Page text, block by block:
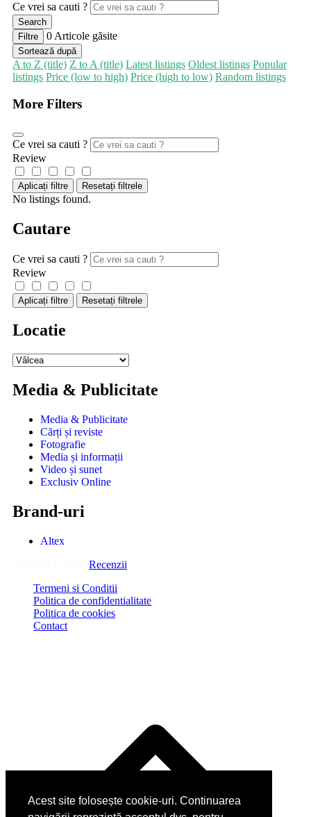
Acest site folosește cookie-uri. Continuarea
Ce vrei sa cauti ?
Search
Filtre
0 Articole găsite
Sortează după
A to Z (title) Z to A (title) Latest listings Oldest listings Popular
listings Price (low to high) Price (high to low) Random listings
More Filters
Ce vrei sa cauti ?
Review
Aplicați filtre Resetați filtrele
No listings found.
Cautare
Ce vrei sa cauti ?
Review
Aplicați filtre Resetați filtrele
Locatie
Media & Publicitate
Media & Publicitate
Cărți și reviste
Fotografie
Media și informații
Video și sunet
Exclusiv Online
Brand-uri
Altex
Recenzii
Termeni si Conditii
Politica de confidentialitate
Politica de cookies
Contact